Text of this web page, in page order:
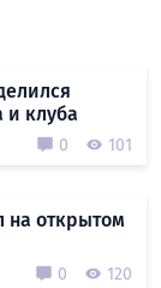
и клуба
0 101
на открытом
0 120